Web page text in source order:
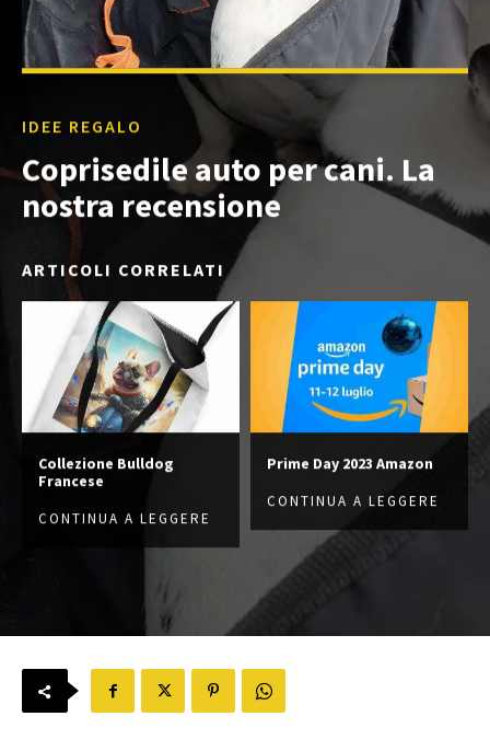
IDEE REGALO
Coprisedile auto per cani. La
nostra recensione
ARTICOLI CORRELATI
Collezione Bulldog
Francese
CONTINUA A LEGGERE
Prime Day 2023 Amazon
CONTINUA A LEGGERE